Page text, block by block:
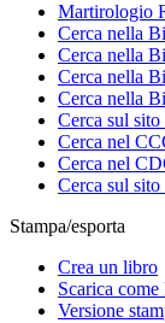
Martirologio
Cerca nella
Cerca nella
Cerca nella
Cerca nella
Cerca sul
Cerca nel
Cerca nel
Cerca sul
Stampa/esporta
Crea un libro
Scarica
Versione